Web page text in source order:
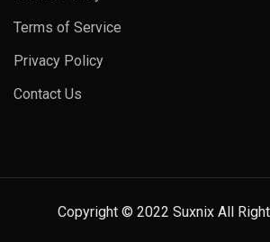
Terms of Service
Privacy Policy
Contact Us
Copyright © 2022 Suxnix All